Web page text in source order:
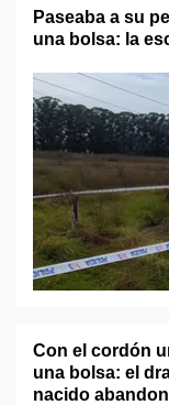
Paseaba a su
una bolsa: la
Con el cordón
una bolsa: el
nacido